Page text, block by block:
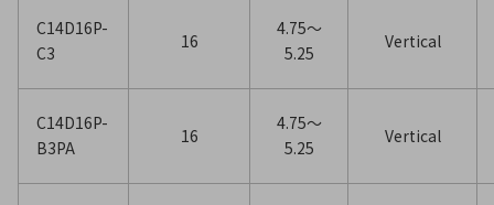
C14D16P-
C3
16
4.75〜
5.25
Vertical
C14D16P-
B3PA
16
4.75〜
5.25
Vertical